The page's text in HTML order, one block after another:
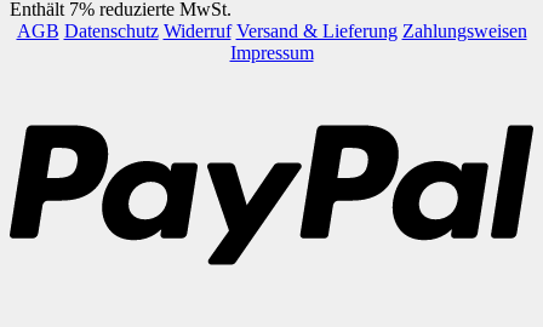
Enthält 7% reduzierte MwSt.
AGB Datenschutz Widerruf Versand & Lieferung Zahlungsweisen
Impressum